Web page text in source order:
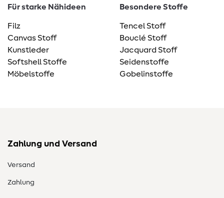
Für starke Nähideen
Filz
Canvas Stoff
Kunstleder
Softshell Stoffe
Möbelstoffe
Besondere Stoffe
Tencel Stoff
Bouclé Stoff
Jacquard Stoff
Seidenstoffe
Gobelinstoffe
Zahlung und Versand
Versand
Zahlung